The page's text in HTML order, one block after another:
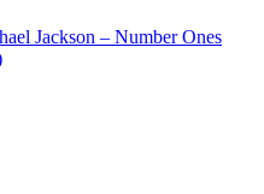
Jackson – Number Ones